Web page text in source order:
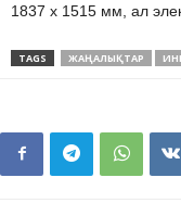
1837 x 1515 мм, ал
TAGS ЖАҢАЛЫҚТАР